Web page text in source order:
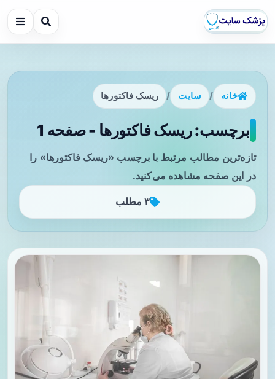
خانه / سایت / ریسک فاکتورها
برچسب: ریسک فاکتورها - صفحه 1
تازه‌ترین مطالب مرتبط با برچسب «ریسک فاکتورها» را
در این صفحه مشاهده می‌کنید.
۳ مطلب